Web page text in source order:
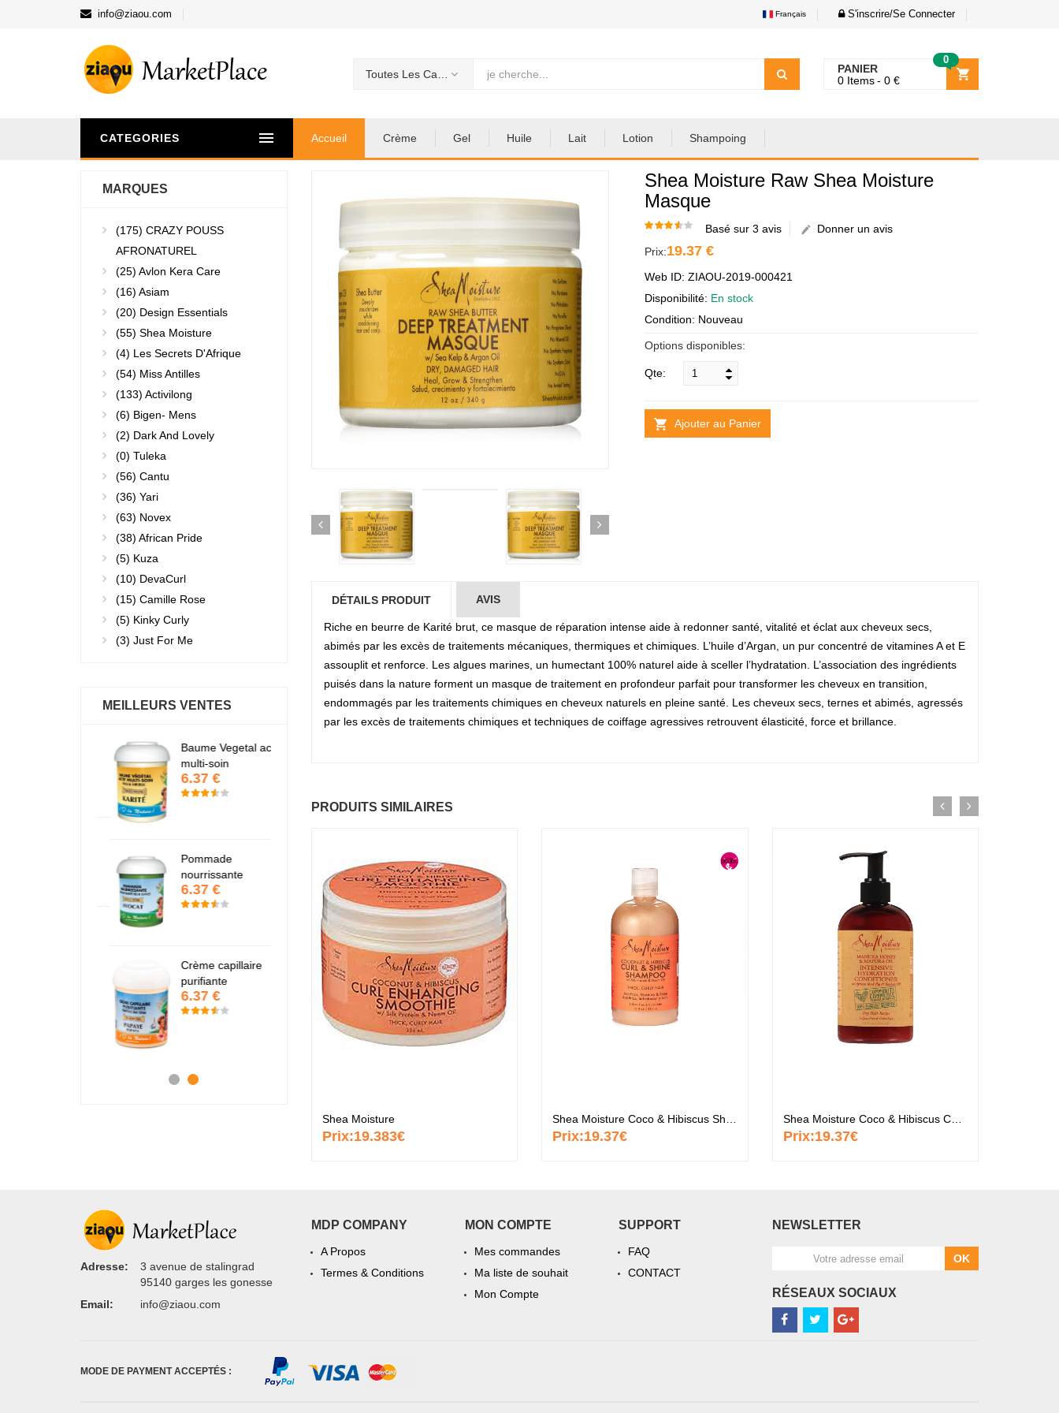
info@ziaou.com Français S'inscrire/Se Connecter
PANIER
0
0 Items 0 €
CATEGORIES Accueil Crème Gel Huile Lait Lotion Shampoing
Shea Moisture Raw Shea Moisture
Masque
Basé sur 3 avis
Donner un avis
Prix:19.37 €
Web ID: ZIAOU-2019-000421
Disponibilité: En stock
Condition: Nouveau
Options disponibles:
Qte:
Ajouter au Panier
DÉTAILS PRODUIT AVIS
Riche en beurre de Karité brut, ce masque de réparation intense aide à redonner santé, vitalité et éclat aux cheveux secs,
abimés par les excès de traitements mécaniques, thermiques et chimiques. L’huile d’Argan, un pur concentré de vitamines A et E
assouplit et renforce. Les algues marines, un humectant 100% naturel aide à sceller l’hydratation. L’association des ingrédients
puisés dans la nature forment un masque de traitement en profondeur parfait pour transformer les cheveux en transition,
endommagés par les traitements chimiques en cheveux naturels en pleine santé. Les cheveux secs, ternes et abimés, agressés
par les excès de traitements chimiques et techniques de coiffage agressives retrouvent élasticité, force et brillance.
PRODUITS SIMILAIRES
Shea Moisture
Prix:19.383€ Prix:19.37€
Shea Moisture Coco & Hibiscus Conditioner
Prix:19.37€
MARQUES
(175) CRAZY POUSS
AFRONATUREL
(25) Avlon Kera Care
(16) Asiam
(20) Design Essentials
(55) Shea Moisture
(4) Les Secrets D'Afrique
(54) Miss Antilles
(133) Activilong
(6) Bigen- Mens
(2) Dark And Lovely
(0) Tuleka
(56) Cantu
(36) Yari
(63) Novex
(38) African Pride
(5) Kuza
(10) DevaCurl
(15) Camille Rose
(5) Kinky Curly
(3) Just For Me
MEILLEURS VENTES
Baume Vegetal actif
multi-soin
6.37 €
Pommade
nourrissante
6.37 €
Crème capillaire
purifiante
6.37 €
KARITE
6.37 €
Adresse:
3 avenue de stalingrad
95140 garges les gonesse
Email:
info@ziaou.com
MDP COMPANY
A Propos
Termes & Conditions
MON COMPTE
Mes commandes
Ma liste de souhait
Mon Compte
SUPPORT
FAQ
CONTACT
NEWSLETTER
OK
RÉSEAUX SOCIAUX
MODE DE PAYMENT ACCEPTÉS :